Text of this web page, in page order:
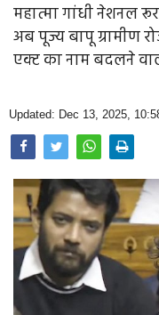
Farm & Food
Opinion
Photo Gallery
Home
महात्मा गांधी नेशनल
अब पूज्य बापू ग्रामीण
एक्ट का नाम बदलने
Updated: Dec 13, 2025,